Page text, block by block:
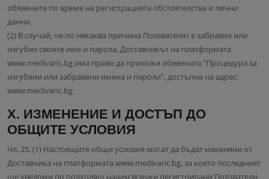
обявените по време на регистрацията обстоятелства и лични
данни.
(2) В случай, че по някаква причина Ползвателят е забравил или
изгубил своите име и парола, Доставчикът на платформата
www.medivaric.bg има право да приложи обявената "Процедура за
изгубени или забравени имена и пароли", достъпна на адрес:
www.medivaric.bg
X. ИЗМЕНЕНИЕ И ДОСТЪП ДО
ОБЩИТЕ УСЛОВИЯ
Чл. 25. (1) Настоящите общи условия могат да бъдат изменяни от
Доставчика на платформата www.medivaric.bg, за което последният
ще уведоми по подходящ начин всички регистрирани Ползватели.